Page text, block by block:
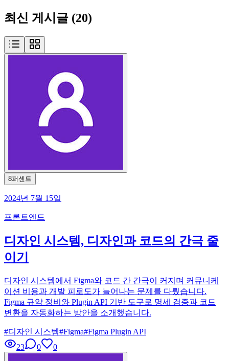
최신 게시글 (20)
8퍼센트
2024년 7월 15일
프론트엔드
디자인 시스템, 디자인과 코드의 간극 줄
이기
디자인 시스템에서 Figma와 코드 간 간극이 커지며 커뮤니케
이션 비용과 개발 피로도가 늘어나는 문제를 다뤘습니다.
Figma 규약 정비와 Plugin API 기반 도구로 명세 검증과 코드
변환을 자동화하는 방안을 소개했습니다.
#디자인 시스템#Figma#Figma Plugin API
23
0 0